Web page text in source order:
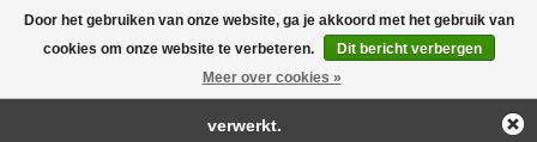
Large selection of products and fast shipping!
Door het gebruiken van onze website, ga je akkoord met het gebruik van
cookies om onze website te verbeteren.
Dit bericht verbergen
Meer over cookies »
← Keer terug naar de backofficeDeze winkel is in aanbouw.
Eventueel geplaatste orders zullen niet worden gehonoreerd of
verwerkt.